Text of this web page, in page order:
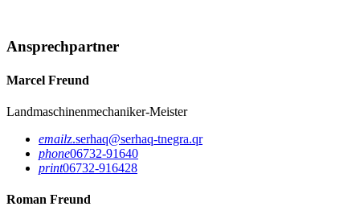
Ansprechpartner
Marcel Freund
Landmaschinenmechaniker-Meister
emailz.serhaq@serhaq-tnegra.qr
phone06732-91640
print06732-916428
Roman Freund